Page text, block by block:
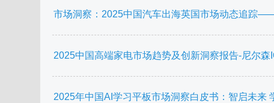
市场洞察：2025中国汽车出海英国市场动态追踪
2025中国高端家电市场趋势及创新洞察报告-尼尔森
2025年中国AI学习平板市场洞察白皮书：智启未来